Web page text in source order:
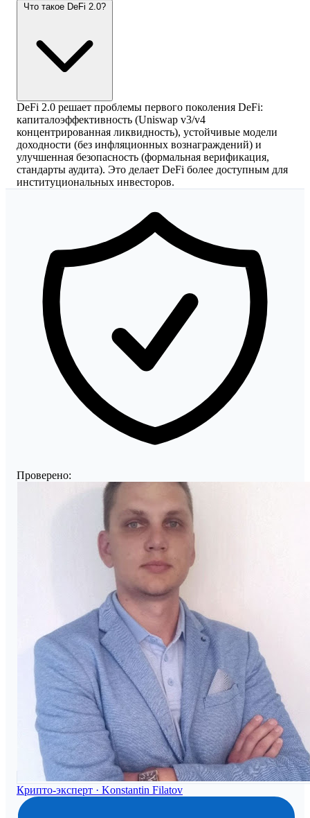
Что такое DeFi 2.0?
DeFi 2.0 решает проблемы первого поколения DeFi:
капиталоэффективность (Uniswap v3/v4
концентрированная ликвидность), устойчивые модели
доходности (без инфляционных вознаграждений) и
улучшенная безопасность (формальная верификация,
стандарты аудита). Это делает DeFi более доступным для
институциональных инвесторов.
Проверено:
Крипто-эксперт · Konstantin Filatov